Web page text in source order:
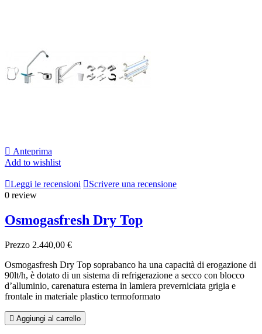
 Anteprima
Add to wishlist
Leggi le recensioni Scrivere una recensione
0 review
Osmogasfresh Dry Top
Prezzo 2.440,00 €
Osmogasfresh Dry Top soprabanco ha una capacità di erogazione di
90lt/h, è dotato di un sistema di refrigerazione a secco con blocco
d’alluminio, carenatura esterna in lamiera preverniciata grigia e
frontale in materiale plastico termoformato
 Aggiungi al carrello